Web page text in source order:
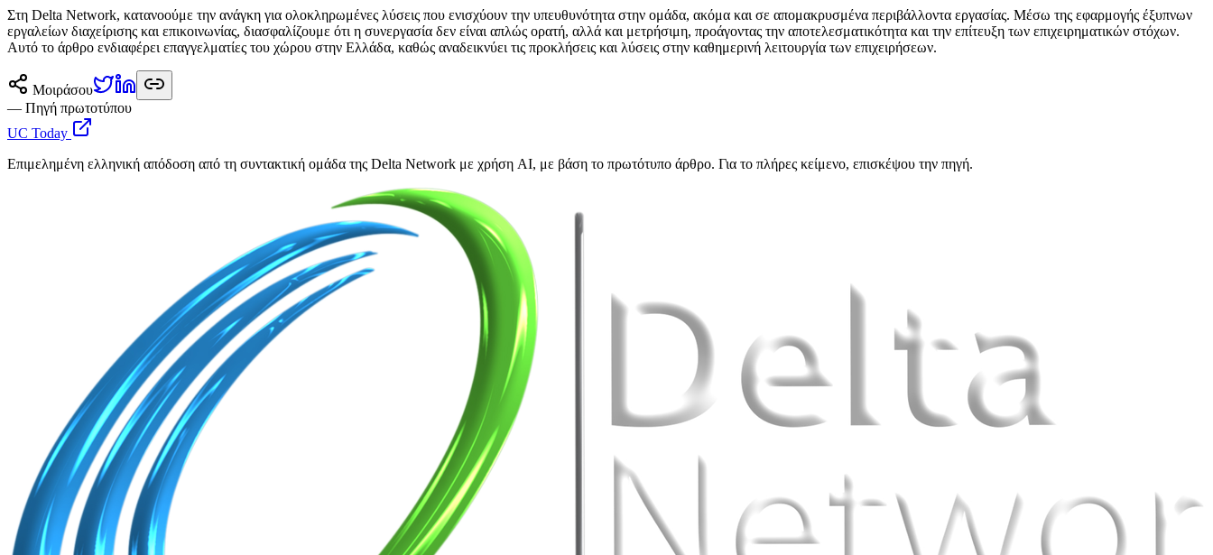
Στη Delta Network, κατανοούμε την ανάγκη για ολοκληρωμένες λύσεις που ενισχύουν την υπευθυνότητα στην ομάδα, ακόμα και σε απομακρυσμένα περιβάλλοντα εργασίας. Μέσω της εφαρμογής έξυπνων
εργαλείων διαχείρισης και επικοινωνίας, διασφαλίζουμε ότι η συνεργασία δεν είναι απλώς ορατή, αλλά και μετρήσιμη, προάγοντας την αποτελεσματικότητα και την επίτευξη των επιχειρηματικών στόχων.
Αυτό το άρθρο ενδιαφέρει επαγγελματίες του χώρου στην Ελλάδα, καθώς αναδεικνύει τις προκλήσεις και λύσεις στην καθημερινή λειτουργία των επιχειρήσεων.
Μοιράσου
— Πηγή πρωτοτύπου
UC Today
Επιμελημένη ελληνική απόδοση από τη συντακτική ομάδα της Delta Network με χρήση AI, με βάση το πρωτότυπο άρθρο. Για το πλήρες κείμενο, επισκέψου την πηγή.